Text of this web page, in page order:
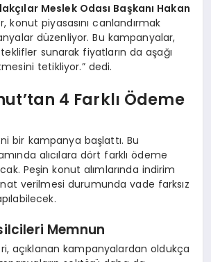
Meslek Odası Başkanı Hakan
konut piyasasını canlandırmak
düzenliyor. Bu kampanyalar,
sunarak fiyatların da aşağı
tetikliyor.” dedi.
4 Farklı Ödeme
bir kampanya başlattı. Bu
alıcılara dört farklı ödeme
Peşin konut alımlarında indirim
verilmesi durumunda vade farksız
Memnun
açıklanan kampanyalardan oldukça